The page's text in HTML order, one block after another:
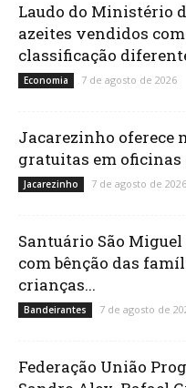
Laudo do Ministério
azeites vendidos
classificação
Economia 7 de agosto de 2026
Jacarezinho oferece
gratuitas em
Jacarezinho 7 de agosto de 2026
Santuário São
com bênção das
crianças...
Bandeirantes 7 de agosto de
Federação União